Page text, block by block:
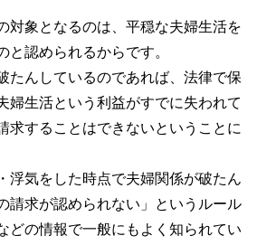
対象となるのは、平穏な夫婦生活を
と認められるからです。
たんしているのであれば、法律で保
婦生活という利益がすでに失われて
求することはできないということに
浮気をした時点で夫婦関係が破たん
請求が認められない」というルール
どの情報で一般にもよく知られてい